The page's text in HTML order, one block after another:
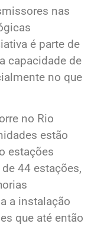
nas
é parte de
capacidade de
no que
no Rio
estão
estações
44 estações,
a instalação
que até então